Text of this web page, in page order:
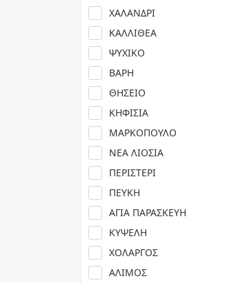
ΧΑΛΑΝΔΡΙ
ΚΑΛΛΙΘΕΑ
ΨΥΧΙΚΟ
ΒΑΡΗ
ΘΗΣΕΙΟ
ΚΗΦΙΣΙΑ
ΜΑΡΚΟΠΟΥΛΟ
ΝΕΑ ΛΙΟΣΙΑ
ΠΕΡΙΣΤΕΡΙ
ΠΕΥΚΗ
ΑΓΙΑ ΠΑΡΑΣΚΕΥΗ
ΚΥΨΕΛΗ
ΧΟΛΑΡΓΟΣ
ΑΛΙΜΟΣ